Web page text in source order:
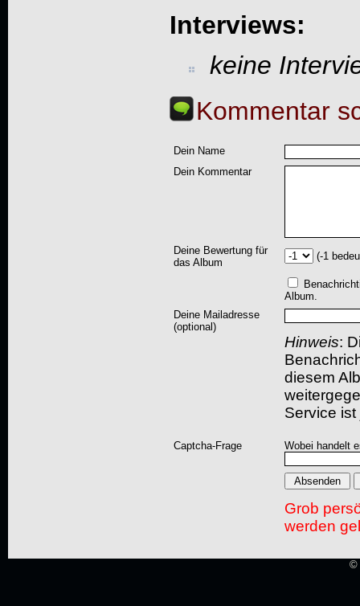
Interviews:
keine
Kommentar
Dein Name
Dein Kommentar
Deine Bewertung für
das Album
(-1
Album.
Deine Mailadresse
(optional)
Hinweis:
diesem
Service
Captcha-Frage Wobei handelt
Grob
werden
©